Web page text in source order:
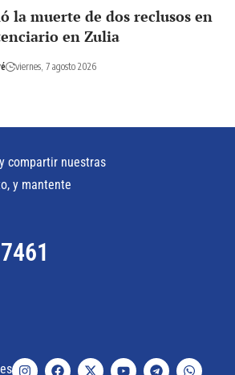
la muerte de dos reclusos en
en Zulia
viernes, 7 agosto 2026
compartir nuestras
y mantente